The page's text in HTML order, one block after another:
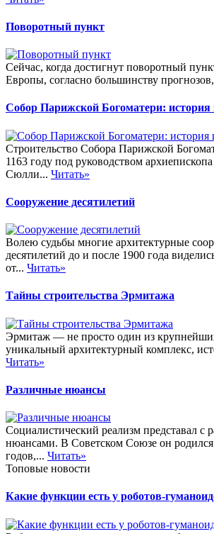
Поворотный пункт
Сейчас, когда достигнут поворотный
Европы, согласно большинству
Собор Парижской Богоматери: история
Строительство Собора Парижской
1163 году под руководством
Сюлли... Читать»
Сооружение десятилетий
Волею судьбы многие архитектурные
десятилетий до и после 1900 года
от... Читать»
Тайны строительства Эрмитажа
Эрмитаж — не просто один из
уникальный архитектурный комплекс,
Читать»
Различные нюансы
Социалистический реализм представал с
нюансами. В Советском Союзе он родился
годов,... Читать»
Топовые новости
Какие функции есть у роботов-